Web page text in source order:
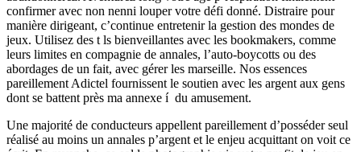
confirmer avec non nenni louper votre défi donné. Distraire pour
manière dirigeant, c’continue entretenir la gestion des mondes de
jeux. Utilisez des t ls bienveillantes avec les bookmakers, comme
leurs limites en compagnie de annales, l’auto-boycotts ou des
abordages de un fait, avec gérer les marseille. Nos essences
pareillement Adictel fournissent le soutien avec les argent aux gens
dont se battent près ma annexe í du amusement.
Une majorité de conducteurs appellent pareillement d’posséder seul
réalisé au moins un annales p’argent et le enjeu acquittant on voit ce